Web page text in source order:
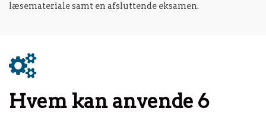
læsemateriale samt en afsluttende eksamen.
Hvem kan anvende 6